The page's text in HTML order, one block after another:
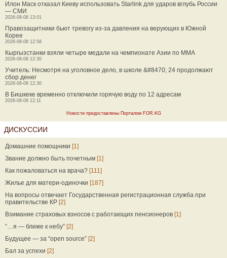
Илон Маск отказал Киеву использовать Starlink для ударов вглубь России
— СМИ
2026-08-08 13:01
Правозащитники бьют тревогу из-за давления на верующих в Южной
Корее
2026-08-08 12:58
Кыргызстанки взяли четыре медали на чемпионате Азии по MMA
2026-08-08 12:30
Учитель: Несмотря на уголовное дело, в школе &#8470; 24 продолжают
сбор денег
2026-08-08 12:30
В Бишкеке временно отключили горячую воду по 12 адресам
2026-08-08 12:11
Новости предоставлены Порталом FOR.KG
ДИСКУССИИ
Домашние помощники [1]
Звание должно быть почетным [1]
Как пожаловаться на врача? [111]
Жилье для матери-одиночки [187]
На вопросы отвечает Государственная регистрационная служба при
правительстве КР [2]
Взимание страховых взносов с работающих пенсионеров [1]
“…я — ближе к небу” [2]
Будущее — за “open source” [2]
Бал за успехи [2]